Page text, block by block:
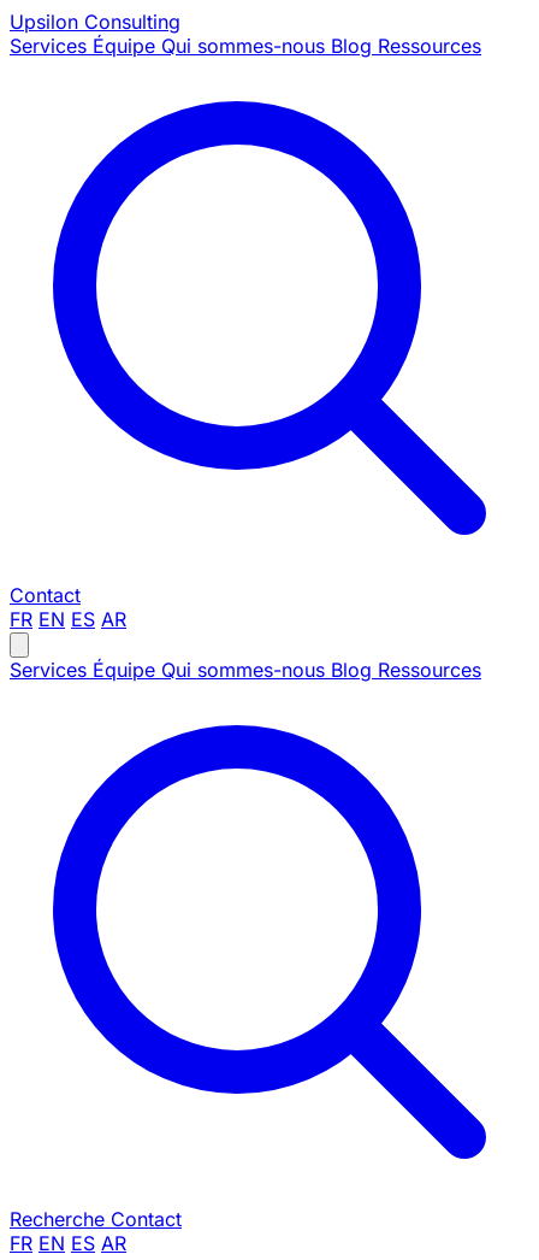
Upsilon Consulting
Services Équipe Qui sommes-nous Blog Ressources
Contact
FR EN ES AR
Services Équipe Qui sommes-nous Blog Ressources
Recherche Contact
FR EN ES AR